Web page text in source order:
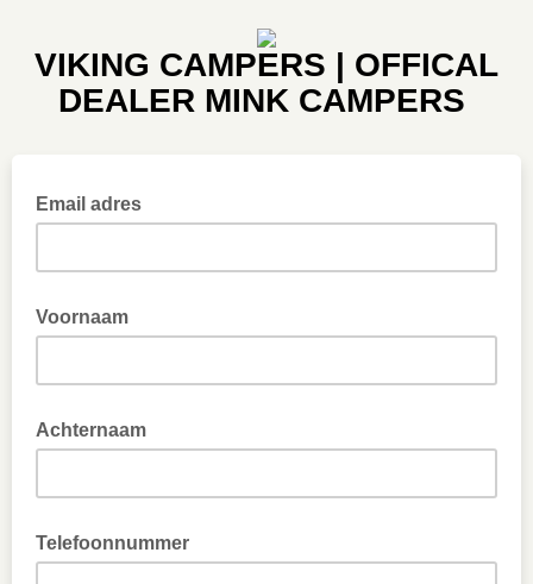
VIKING CAMPERS | OFFICAL
DEALER MINK CAMPERS
Email adres
Voornaam
Achternaam
Telefoonnummer